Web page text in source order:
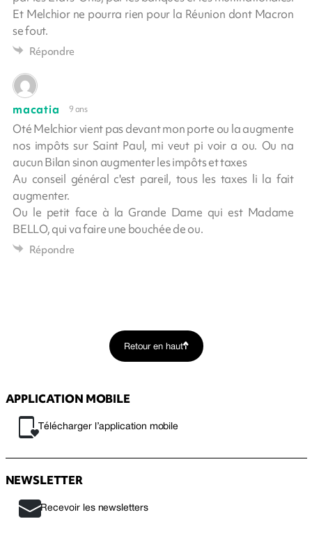
Et Melchior ne pourra rien pour la Réunion dont Macron
se fout.
Répondre
macatia 9 ans
Oté Melchior vient pas devant mon porte ou la augmente
nos impôts sur Saint Paul, mi veut pi voir a ou. Ou na
aucun Bilan sinon augmenter les impôts et taxes
Au conseil général c'est pareil, tous les taxes li la fait
augmenter.
Ou le petit face à la Grande Dame qui est Madame
BELLO, qui va faire une bouchée de ou.
Répondre
Retour en haut
APPLICATION MOBILE
Télécharger l’application mobile
NEWSLETTER
Recevoir les newsletters